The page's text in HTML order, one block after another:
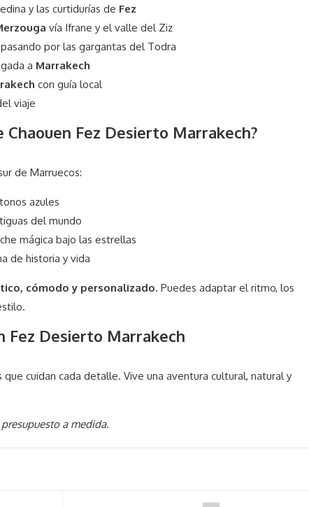
y las curtidurías de Fez
vía Ifrane y el valle del Ziz
por las gargantas del Todra
a Marrakech
con guía local
viaje
Chaouen Fez Desierto Marrakech?
de Marruecos:
azules
del mundo
mágica bajo las estrellas
de historia y vida
cómodo y personalizado. Puedes adaptar el ritmo, los
Fez Desierto Marrakech
cuidan cada detalle. Vive una aventura cultural, natural y
a medida.